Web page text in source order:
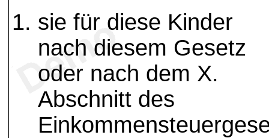
sie für diese Kinder
nach diesem Gesetz
oder nach dem X.
Abschnitt des